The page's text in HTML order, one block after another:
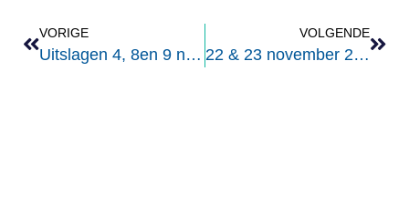
VORIGE
Uitslagen 4, 8en 9 november .
VOLGENDE
22 & 23 november 2025